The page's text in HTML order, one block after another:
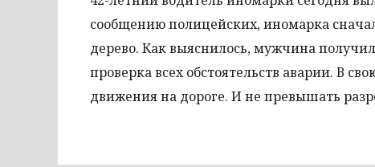
сообщению полицейских, иномарка
дерево. Как выяснилось, мужчина
проверка всех обстоятельств аварии. В
движения на дороге. И не превышать